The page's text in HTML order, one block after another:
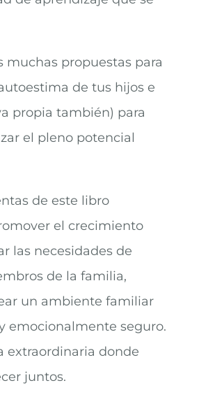
muchas propuestas para
de tus hijos e
propia también) para
el pleno potencial
de este libro
el crecimiento
las necesidades de
de la familia,
un ambiente familiar
emocionalmente seguro.
extraordinaria donde
juntos.